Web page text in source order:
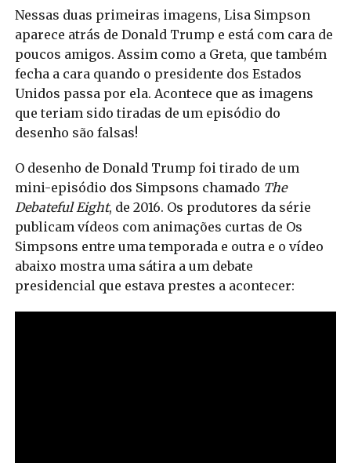
Nessas duas primeiras imagens, Lisa Simpson
aparece atrás de Donald Trump e está com cara de
poucos amigos. Assim como a Greta, que também
fecha a cara quando o presidente dos Estados
Unidos passa por ela. Acontece que as imagens
que teriam sido tiradas de um episódio do
desenho são falsas!
O desenho de Donald Trump foi tirado de um
mini-episódio dos Simpsons chamado The
Debateful Eight, de 2016. Os produtores da série
publicam vídeos com animações curtas de Os
Simpsons entre uma temporada e outra e o vídeo
abaixo mostra uma sátira a um debate
presidencial que estava prestes a acontecer: